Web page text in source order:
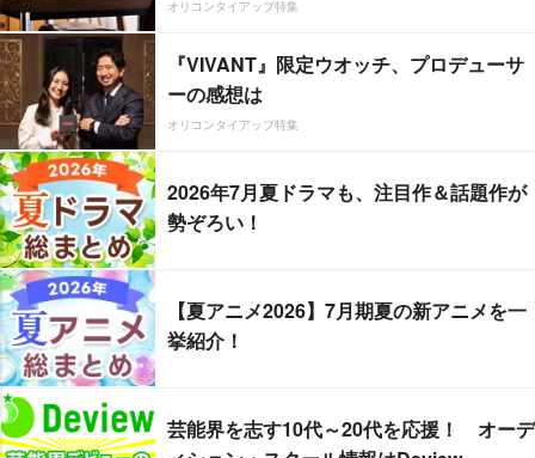
オリコンタイアップ特集
『VIVANT』限定ウオッチ、プロデューサ
ーの感想は
オリコンタイアップ特集
2026年7月夏ドラマも、注目作＆話題作が
勢ぞろい！
【夏アニメ2026】7月期夏の新アニメを一
挙紹介！
芸能界を志す10代～20代を応援！ オーデ